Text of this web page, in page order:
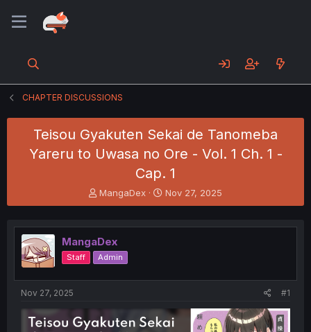
CHAPTER DISCUSSIONS
Teisou Gyakuten Sekai de Tanomeba
Yareru to Uwasa no Ore - Vol. 1 Ch. 1 -
Cap. 1
T
h
e
a
d
s
t
t
e
MangaDex
S
t
r
t
Nov 27, 2025
MangaDex
Staff Admin
Nov 27, 2025 #1